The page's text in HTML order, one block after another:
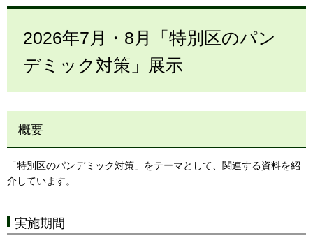
2026年7月・8月「特別区のパン
デミック対策」展示
概要
「特別区のパンデミック対策」をテーマとして、関連する資料を紹
介しています。
実施期間